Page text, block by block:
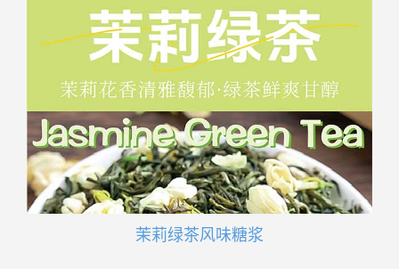
茉莉绿茶风味糖浆